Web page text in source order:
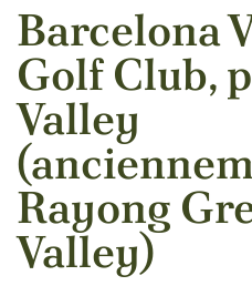
Barcelona
Golf Club,
Valley
Rayong
Valley)